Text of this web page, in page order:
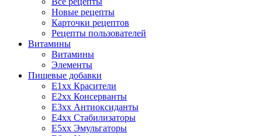
Новые рецепты
Карточки рецептов
Рецепты пользователей
Витамины
Витамины
Элементы
Пищевые добавки
E1xx Красители
E2xx Консерванты
E3xx Антиоксиданты
E4xx Стабилизаторы
E5xx Эмульгаторы